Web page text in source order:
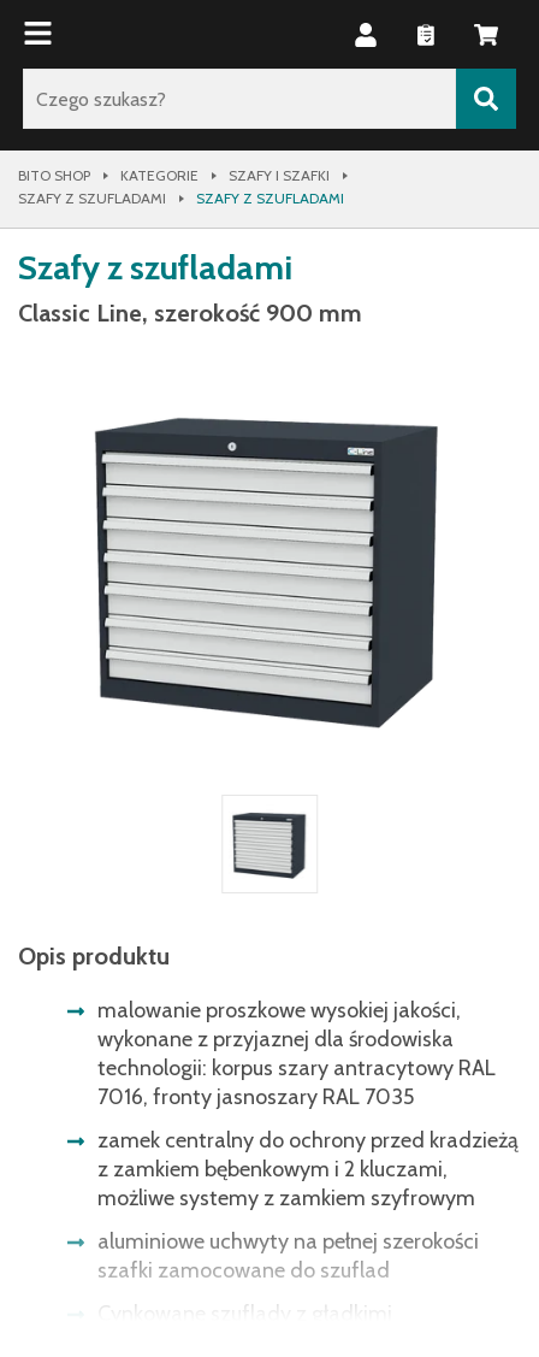
BITO SHOP KATEGORIE
SZAFY I SZAFKI
SZAFY Z SZUFLADAMI
SZAFY Z SZUFLADAMI
Szafy z szufladami
Classic Line, szerokość 900 mm
Opis produktu
malowanie proszkowe wysokiej jakości,
wykonane z przyjaznej dla środowiska
technologii: korpus szary antracytowy RAL
7016, fronty jasnoszary RAL 7035
zamek centralny do ochrony przed kradzieżą
z zamkiem bębenkowym i 2 kluczami,
możliwe systemy z zamkiem szyfrowym
aluminiowe uchwyty na pełnej szerokości
szafki zamocowane do szuflad
Cynkowane szuflady z gładkimi